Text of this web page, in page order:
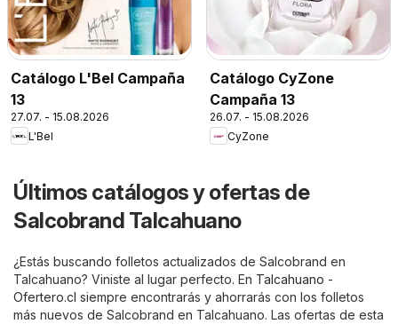
Catálogo L'Bel Campaña
13
27.07. - 15.08.2026
L'Bel
Catálogo CyZone
Campaña 13
26.07. - 15.08.2026
CyZone
Últimos catálogos y ofertas de
Salcobrand Talcahuano
¿Estás buscando folletos actualizados de Salcobrand en
Talcahuano? Viniste al lugar perfecto. En Talcahuano -
Ofertero.cl siempre encontrarás y ahorrarás con los folletos
más nuevos de Salcobrand en Talcahuano. Las ofertas de esta